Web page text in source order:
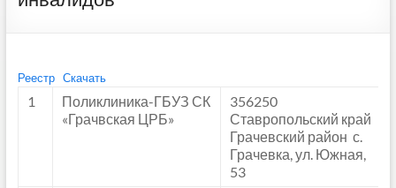
Реестр Скачать
1
Поликлиника-ГБУЗ СК
«Грачвская ЦРБ»
356250
Ставропольский край
Грачевский район с.
Грачевка, ул. Южная,
53